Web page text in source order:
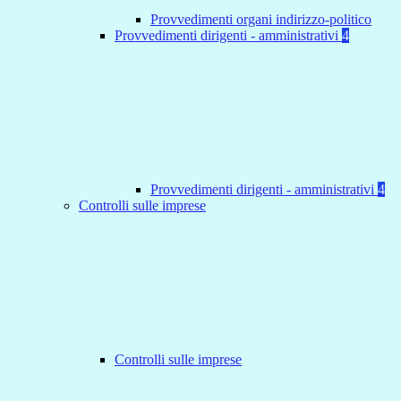
Provvedimenti organi indirizzo-politico
Provvedimenti dirigenti - amministrativi 4
Provvedimenti dirigenti - amministrativi 4
Controlli sulle imprese
Controlli sulle imprese